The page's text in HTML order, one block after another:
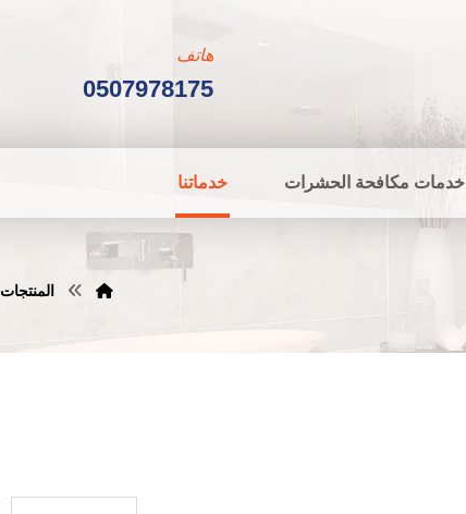
هاتف
0507978175
خدمات مكافحة الحشرات خدماتنا
المنتجات